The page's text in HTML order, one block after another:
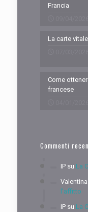
Francia
La carte vitale
Come
francese
Commenti
IPsu La
Valentina
l’affitto
IPsu La